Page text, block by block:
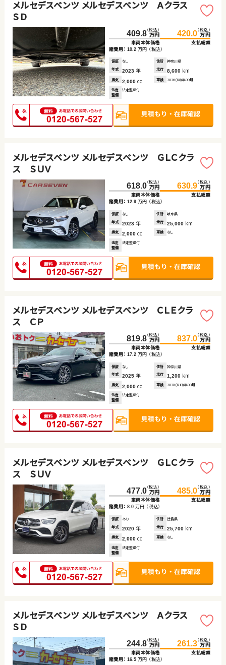
メルセデスベンツ メルセデスベンツ Ａクラス
ＳＤ
409.8（税込）
万円
車両本体価格
420.0（税込）
万円
支払総額
諸費用： 10.2 万円 （税込）
保証 なし 住所
神奈川県
年式
2023 年 走行 8,600 km
排気 2,000 cc 車検 2026(R8)年09月
法定
整備
法定整備付
メルセデスベンツ メルセデスベンツ ＧＬＣクラ
ス ＳＵＶ
618.0（税込）
万円
車両本体価格
630.9（税込）
万円
支払総額
諸費用： 12.9 万円 （税込）
保証 なし 住所
岐阜県
年式
2023 年 走行 25,000 km
排気 2,000 cc 車検 なし
法定
整備
法定整備付
メルセデスベンツ メルセデスベンツ ＣＬＥクラ
ス ＣＰ
819.8（税込）
万円
車両本体価格
837.0（税込）
万円
支払総額
諸費用： 17.2 万円 （税込）
保証 なし 住所
神奈川県
年式
2025 年 走行 1,200 km
排気 2,000 cc 車検 2028(R10)年03月
法定
整備
法定整備付
メルセデスベンツ メルセデスベンツ ＧＬＣクラ
ス ＳＵＶ
477.0（税込）
万円
車両本体価格
485.0（税込）
万円
支払総額
諸費用： 8.0 万円 （税込）
保証 あり 住所
徳島県
年式
2020 年 走行 25,700 km
排気 2,000 cc 車検 なし
法定
整備
法定整備付
メルセデスベンツ メルセデスベンツ Ａクラス
ＳＤ
244.8（税込）
万円
車両本体価格
261.3（税込）
万円
支払総額
諸費用： 16.5 万円 （税込）